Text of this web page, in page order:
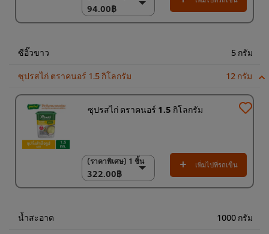
94.00฿
94.00฿
(ราคาพิเศษ) แพ็ค 10
ซีอิ๊วขาว 5 กรัม
ซุปรสไก่ ตราคนอร์ 1.5 กิโลกรัม 12 กรัม
ซุปรสไก่ ตราคนอร์ 1.5 กิโลกรัม
(ราคาพิเศษ) 1 ชิ้น
322.00฿
(ราคาพิเศษ) 1 ชิ้น
322.00฿
(ลด 5%) แพ็ค 6 ชิ้น
เพิ่มไปที่รถเข็น
น้ำสะอาด 1000 กรัม